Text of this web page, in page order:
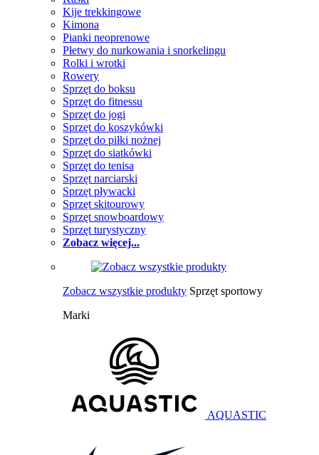
Kije trekkingowe
Kimona
Pianki neoprenowe
Płetwy do nurkowania i snorkelingu
Rolki i wrotki
Rowery
Sprzęt do boksu
Sprzęt do fitnessu
Sprzęt do jogi
Sprzęt do koszykówki
Sprzęt do piłki nożnej
Sprzęt do siatkówki
Sprzęt do tenisa
Sprzęt narciarski
Sprzęt pływacki
Sprzęt skitourowy
Sprzęt snowboardowy
Sprzęt turystyczny
Zobacz więcej...
Zobacz wszystkie produkty Sprzęt sportowy
Marki
AQUASTIC